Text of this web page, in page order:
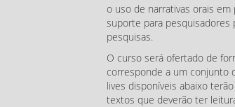
o uso de narrativas orais
suporte para pesquisadores
pesquisas.
O curso será ofertado de
corresponde a um conjunto
lives disponíveis abaixo
textos que deverão ter